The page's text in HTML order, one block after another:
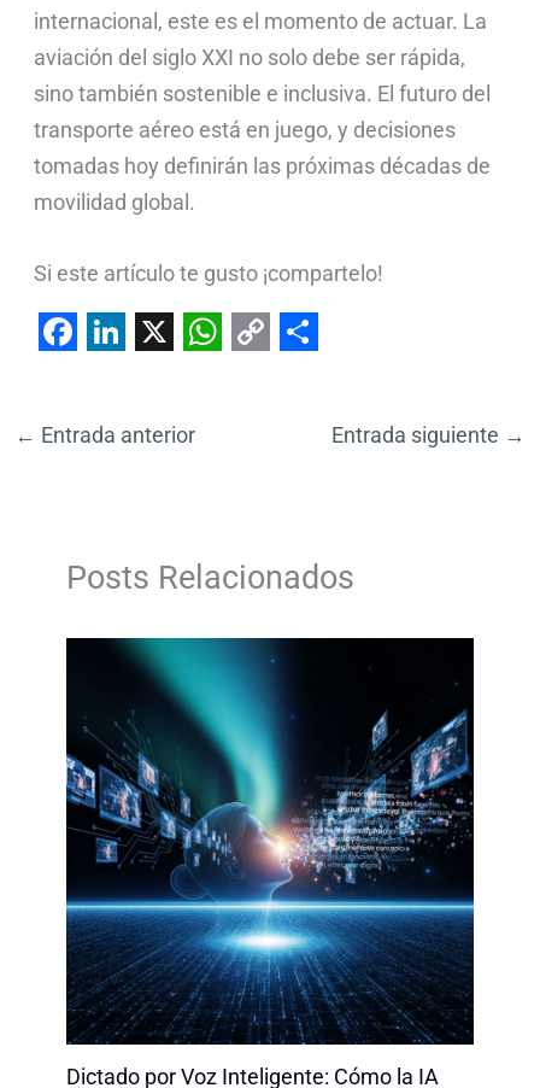
internacional, este es el momento de actuar. La
aviación del siglo XXI no solo debe ser rápida,
sino también sostenible e inclusiva. El futuro del
transporte aéreo está en juego, y decisiones
tomadas hoy definirán las próximas décadas de
movilidad global.
Si este artículo te gusto ¡compartelo!
c
n
d
I
n
a
A
p
p
i
n
k
← Entrada anterior Entrada siguiente →
Posts Relacionados
Dictado por Voz Inteligente: Cómo la IA